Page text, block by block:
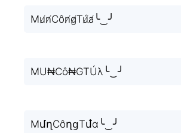
Mu̸n̸Côn̸g̸Tú̸a̸╰‿╯
MU₦Cô₦GTÚλ╰‿╯
MմղCôղցTմ́ɑ╰‿╯